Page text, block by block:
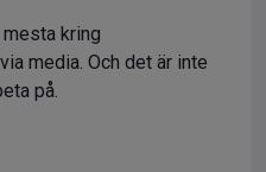
kring
media. Och det är inte
på.